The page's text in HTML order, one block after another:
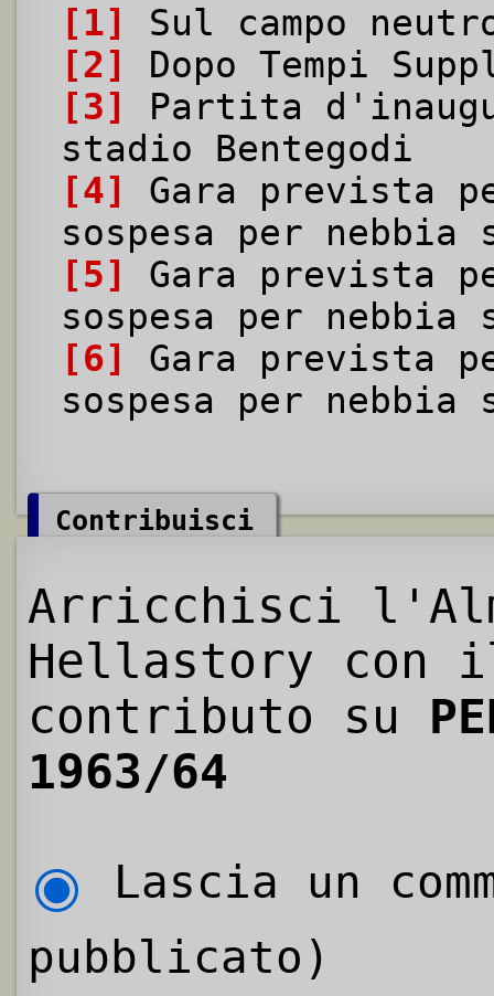
[1]
Sul campo
[2]
Dopo Tempi
[3]
Partita
stadio Bentegodi
[4]
Gara prevista
sospesa per
[5]
Gara prevista
sospesa per
[6]
Gara prevista
sospesa per
Contribuisci
Arricchisci
Hellastory con
contributo su
1963/64
Lascia un
pubblicato)